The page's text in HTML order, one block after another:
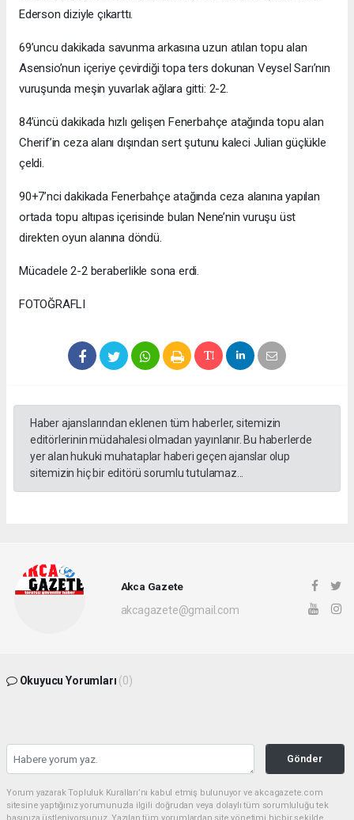
Ederson diziyle çıkarttı.
69’uncu dakikada savunma arkasına uzun atılan topu alan
Asensio’nun içeriye çevirdiği topa ters dokunan Veysel Sarı’nın
vuruşunda meşin yuvarlak ağlara gitti: 2-2.
84’üncü dakikada hızlı gelişen Fenerbahçe atağında topu alan
Cherif’in ceza alanı dışından sert şutunu kaleci Julian güçlükle
çeldi.
90+7’nci dakikada Fenerbahçe atağında ceza alanına yapılan
ortada topu altıpas içerisinde bulan Nene’nin vuruşu üst
direkten oyun alanına döndü.
Mücadele 2-2 beraberlikle sona erdi.
FOTOĞRAFLI
Haber ajanslarından eklenen tüm haberler, sitemizin
editörlerinin müdahalesi olmadan yayınlanır. Bu haberlerde
yer alan hukuki muhataplar haberi geçen ajanslar olup
sitemizin hiç bir editörü sorumlu tutulamaz...
Akca Gazete
akcagazete@gmail.com
Okuyucu Yorumları (0)
Gönder
Yorum yazarak Topluluk Kuralları’nı kabul etmiş bulunuyor ve akcagazete.com
sitesine yaptığınız yorumunuzla ilgili doğrudan veya dolaylı tüm sorumluluğu tek